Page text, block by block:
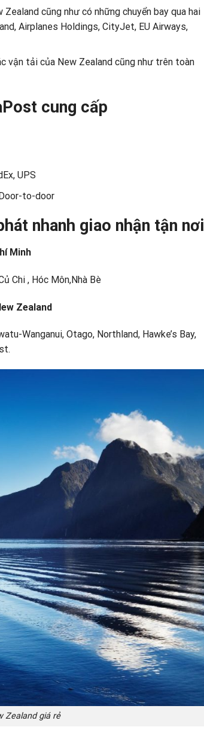
cũng như có những chuyển bay qua hai
Airplanes Holdings, CityJet, EU Airways,
vận tải của New Zealand cũng như trên toàn
cung cấp
UPS
to-door
nhanh giao nhận tận nơi
Minh
Chi , Hóc Môn,Nhà Bè
Zealand
Wanganui, Otago, Northland, Hawke’s Bay,
Zealand giá rẻ